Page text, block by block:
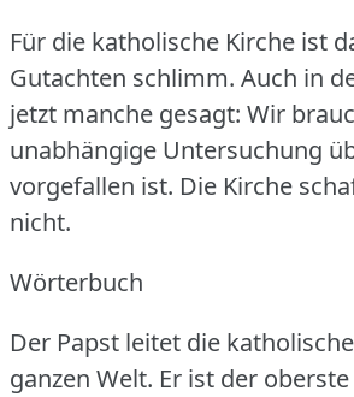
Für die katholische Kirche ist
Gutachten schlimm. Auch in
jetzt manche gesagt: Wir
unabhängige Untersuchung
vorgefallen ist. Die Kirche
nicht.
Wörterbuch
Der Papst leitet die
ganzen Welt. Er ist der